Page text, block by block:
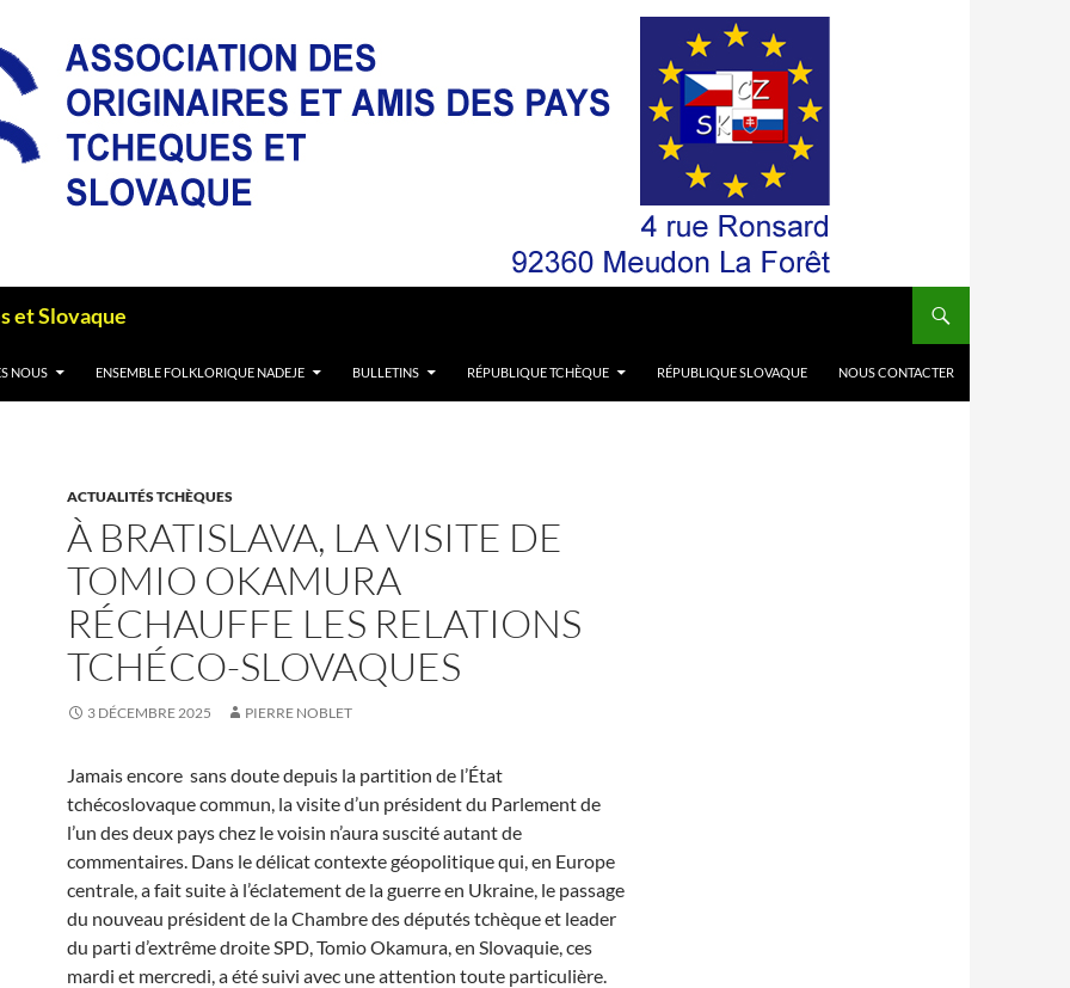
et Slovaque
NOUS ENSEMBLE FOLKLORIQUE NADEJE BULLETINS RÉPUBLIQUE TCHÈQUE RÉPUBLIQUE SLOVAQUE NOUS CONTACTER
ACTUALITÉS TCHÈQUES
À BRATISLAVA, LA VISITE DE
TOMIO OKAMURA
RÉCHAUFFE LES RELATIONS
TCHÉCO-SLOVAQUES
3 DÉCEMBRE 2025 PIERRE NOBLET
Jamais encore sans doute depuis la partition de l’État
tchécoslovaque commun, la visite d’un président du Parlement de
l’un des deux pays chez le voisin n’aura suscité autant de
commentaires. Dans le délicat contexte géopolitique qui, en Europe
centrale, a fait suite à l’éclatement de la guerre en Ukraine, le passage
du nouveau président de la Chambre des députés tchèque et leader
du parti d’extrême droite SPD, Tomio Okamura, en Slovaquie, ces
mardi et mercredi, a été suivi avec une attention toute particulière.